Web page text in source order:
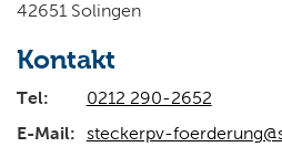
42651 Solingen
Kontakt
Tel:
0212 290-2652
E-Mail:
steckerpv-